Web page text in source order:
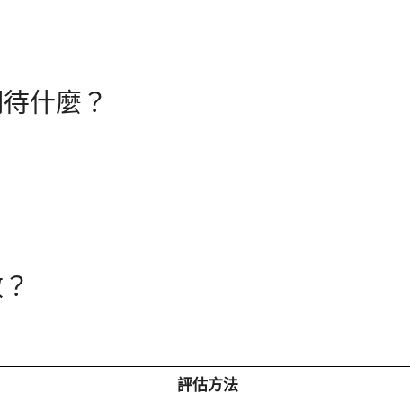
什麼？
評估方法